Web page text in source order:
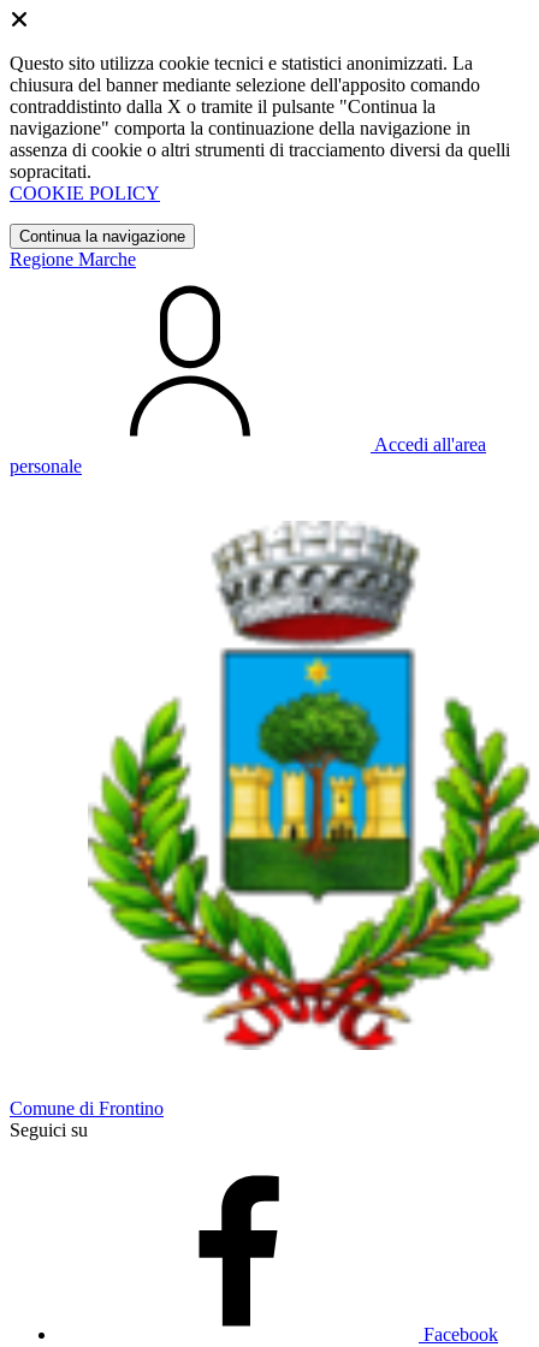
Questo sito utilizza cookie tecnici e statistici anonimizzati. La
chiusura del banner mediante selezione dell'apposito comando
contraddistinto dalla X o tramite il pulsante "Continua la
navigazione" comporta la continuazione della navigazione in
assenza di cookie o altri strumenti di tracciamento diversi da quelli
sopracitati.
COOKIE POLICY
Continua la navigazione
Regione Marche
Accedi all'area
personale
Comune di Frontino
Seguici su
Facebook